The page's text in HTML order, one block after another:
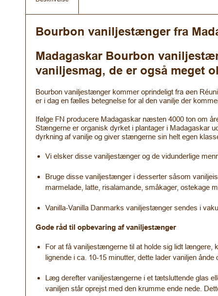
Bourbon vaniljestænger fra
Madagaskar Bourbon
vaniljesmag, de er også meget
Bourbon vaniljestænger kommer oprindeligt fra øen
er i dag en fælles betegnelse for al den vanilje der
Ifølge FN producere Madagaskar næsten 4000 ton om
Stængerne er organisk dyrket i plantager i Madagaskar
dyrkning af vanilje og giver stængerne sin helt egen
Vi elsker disse vaniljestænger og de vidunderlige
Bruge disse vaniljestænger i desserter såsom
marmelade, latte, risalamande, småkager, ostekage
Vanilla-Vanilla Danmarks vaniljestænger sendes i
Gode råd til opbevaring af vaniljestænger
For at få vaniljestængerne til at holde sig lidt
lignende i ca. 10-15 minutter, dette lader vaniljen
Læg derefter vaniljestængerne i et tætsluttende glas
vaniljen står oprejst med den krumme ende nede.